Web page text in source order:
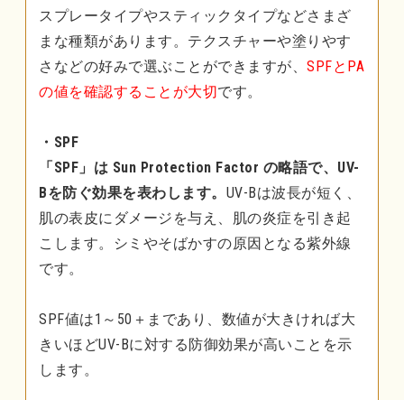
スプレータイプやスティックタイプなどさまざ
まな種類があります。テクスチャーや塗りやす
さなどの好みで選ぶことができますが、 SPFとPA
の値を確認することが大切です。
・SPF
「SPF」は Sun Protection Factor の略語で、UV-
Bを防ぐ効果を表わします。 UV-Bは波長が短く、
肌の表皮にダメージを与え、肌の炎症を引き起
こします。シミやそばかすの原因となる紫外線
です。
SPF値は1～50＋まであり、数値が大きければ大
きいほどUV-Bに対する防御効果が高いことを示
します。